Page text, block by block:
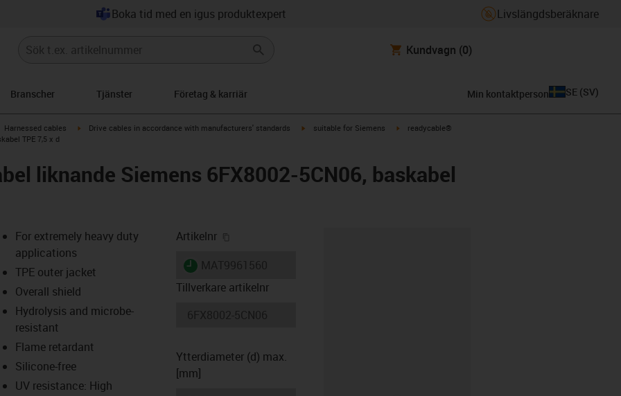
Boka tid med en igus produktexpert Livslängdsberäknare
Kundvagn (0)
Branscher Tjänster Företag & karriär Min kontaktperson SE (SV)
igus-icon-arrow-right
Harnessed cables igus-icon-arrow-right
Drive cables in accordance with manufacturers' standards igus-icon-arrow-right
suitable for Siemens igus-icon-arrow-right
readycable®
TPE 7,5 x d
liknande Siemens 6FX8002-5CN06, baskabel
icon-lupe
icon-lupe
For extremely heavy duty
applications
TPE outer jacket
Overall shield
Hydrolysis and microbe-
resistant
Flame retardant
Silicone-free
UV resistance: High
Artikelnr
igus-icon-lieferzeit
Tillverkare artikelnr
Ytterdiameter (d) max.
[mm]